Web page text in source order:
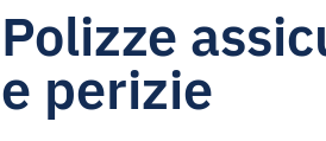
Polizze
e perizie